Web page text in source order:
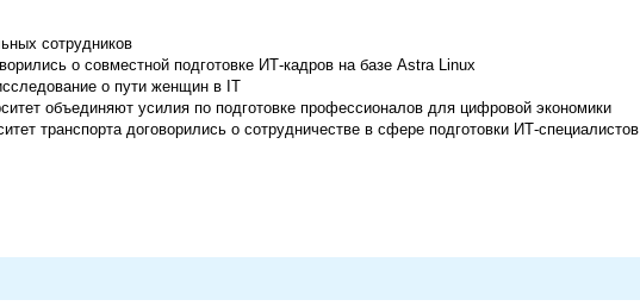
сотрудников
о совместной подготовке ИТ-кадров на базе Astra Linux
о пути женщин в IT
объединяют усилия по подготовке профессионалов для цифровой экономики
транспорта договорились о сотрудничестве в сфере подготовки ИТ-специалистов